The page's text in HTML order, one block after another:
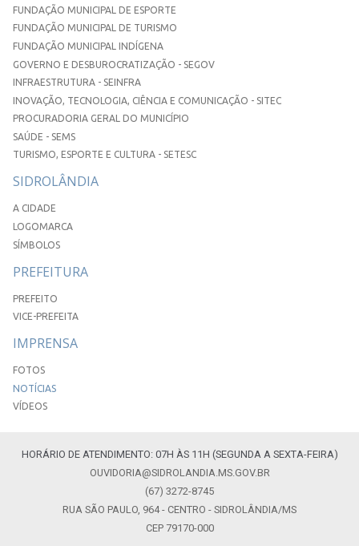
FUNDAÇÃO MUNICIPAL DE ESPORTE
FUNDAÇÃO MUNICIPAL DE TURISMO
FUNDAÇÃO MUNICIPAL INDÍGENA
GOVERNO E DESBUROCRATIZAÇÃO - SEGOV
INFRAESTRUTURA - SEINFRA
INOVAÇÃO, TECNOLOGIA, CIÊNCIA E COMUNICAÇÃO - SITEC
PROCURADORIA GERAL DO MUNICÍPIO
SAÚDE - SEMS
TURISMO, ESPORTE E CULTURA - SETESC
SIDROLÂNDIA
A CIDADE
LOGOMARCA
SÍMBOLOS
PREFEITURA
PREFEITO
VICE-PREFEITA
IMPRENSA
FOTOS
NOTÍCIAS
VÍDEOS
HORÁRIO DE ATENDIMENTO: 07H ÀS 11H (SEGUNDA A SEXTA-FEIRA)
OUVIDORIA@SIDROLANDIA.MS.GOV.BR
(67) 3272-8745
RUA SÃO PAULO, 964 - CENTRO - SIDROLÂNDIA/MS
CEP 79170-000